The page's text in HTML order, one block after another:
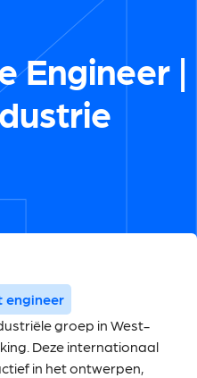
Engineer |
engineer
groep in West-
Deze internationaal
in het ontwerpen,